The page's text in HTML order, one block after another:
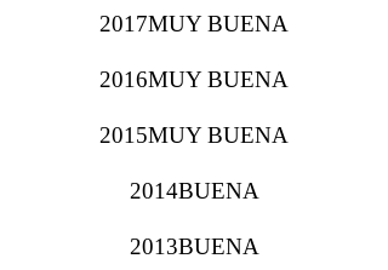
2017MUY BUENA
2016MUY BUENA
2015MUY BUENA
2014BUENA
2013BUENA